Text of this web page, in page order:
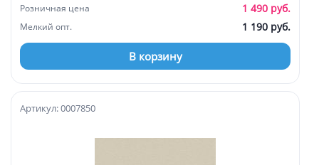
Розничная цена 1 490 руб.
Мелкий опт. 1 190 руб.
В корзину
Артикул: 0007850